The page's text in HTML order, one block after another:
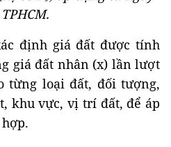
định giá đất được tính
giá đất nhân (x) lần lượt
từng loại đất, đối tượng,
khu vực, vị trí đất, để áp